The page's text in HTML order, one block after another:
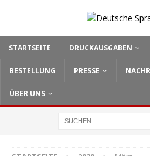
STARTSEITE DRUCKAUSGABEN
BESTELLUNG PRESSE
ÜBER UNS